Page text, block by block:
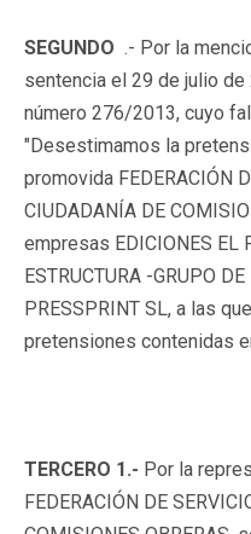
SEGUNDO .- Por la
sentencia el 29 de julio
número 276/2013, cuyo
"Desestimamos la
promovida FEDERACIÓN
CIUDADANÍA DE
empresas EDICIONES EL
ESTRUCTURA -GRUPO
PRESSPRINT SL, a las
pretensiones contenidas
TERCERO 1.- Por la
FEDERACIÓN DE